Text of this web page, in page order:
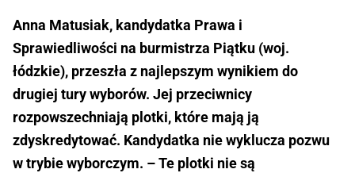
Anna Matusiak, kandydatka Prawa i
Sprawiedliwości na burmistrza Piątku (woj.
łódzkie), przeszła z najlepszym wynikiem do
drugiej tury wyborów. Jej przeciwnicy
rozpowszechniają plotki, które mają ją
zdyskredytować. Kandydatka nie wyklucza pozwu
w trybie wyborczym. – Te plotki nie są